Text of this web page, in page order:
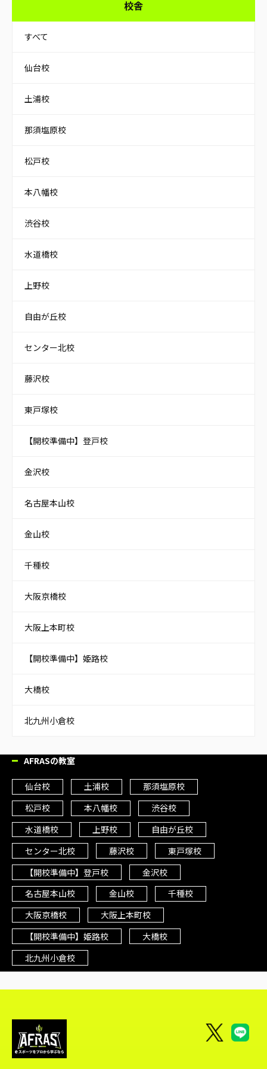
校舎
すべて
仙台校
土浦校
那須塩原校
松戸校
本八幡校
渋谷校
水道橋校
上野校
自由が丘校
センター北校
藤沢校
東戸塚校
【開校準備中】登戸校
金沢校
名古屋本山校
金山校
千種校
大阪京橋校
大阪上本町校
【開校準備中】姫路校
大橋校
北九州小倉校
AFRASの教室
仙台校 土浦校
那須塩原校
松戸校
本八幡校
渋谷校
水道橋校
上野校
自由が丘校
センター北校
藤沢校
東戸塚校
【開校準備中】登戸校
金沢校
名古屋本山校
金山校
千種校
大阪京橋校
大阪上本町校
【開校準備中】姫路校
大橋校
北九州小倉校